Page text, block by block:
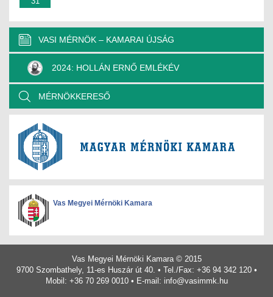
VASI MÉRNÖK – KAMARAI ÚJSÁG
2024: HOLLÁN ERNŐ EMLÉKÉV
MÉRNÖKKERESŐ
Vas Megyei Mérnöki Kamara
Vas Megyei Mérnöki Kamara © 2015
9700 Szombathely, 11-es Huszár út 40. • Tel./Fax: +36 94 342 120 •
Mobil: +36 70 269 0010 • E-mail: info@vasimmk.hu